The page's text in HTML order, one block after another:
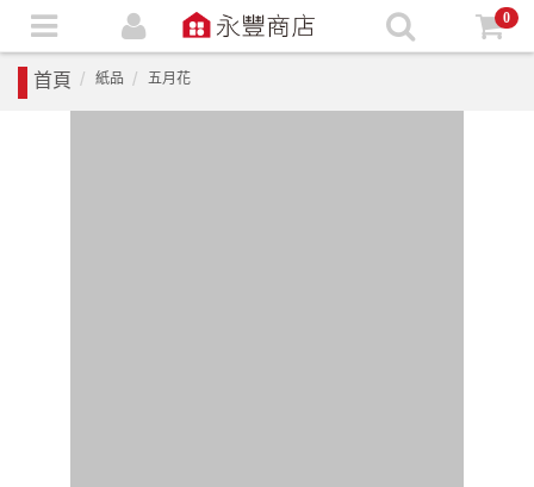
0
首頁 紙品 五月花